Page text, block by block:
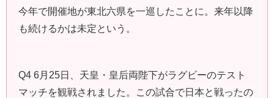
今年で開催地が東北六県を一巡したことに。来年以降
も続けるかは未定という。
Q4 6月25日、天皇・皇后両陛下がラグビーのテスト
マッチを観戦されました。この試合で日本と戦ったの